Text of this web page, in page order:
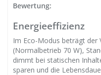
Bewertung:
Energieeffizienz
Im Eco-Modus beträgt der
(Normalbetrieb 70 W),
dimmt bei statischen
sparen und die